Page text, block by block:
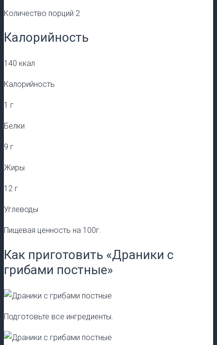
Количество порций 2
Калорийность
140 ккал
Калорийность
1 г
Белки
9 г
Жиры
12 г
Углеводы
Пищевая ценность на 100г.
Как приготовить «Драники с
грибами постные»
Подготовьте все ингредиенты.